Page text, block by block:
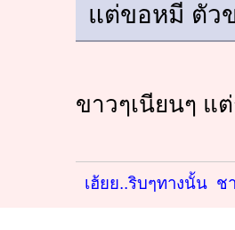
แต่ขอหมี ตัว
ขาวๆเนียนๆ แ
เฮ้ยย..ริบๆทางนั้น ช